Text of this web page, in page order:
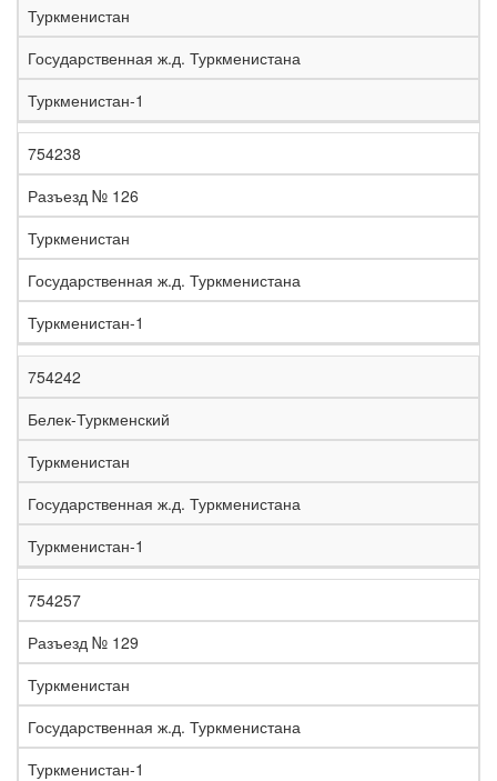
Туркменистан
Государственная ж.д. Туркменистана
Туркменистан-1
754238
Разъезд № 126
Туркменистан
Государственная ж.д. Туркменистана
Туркменистан-1
754242
Белек-Туркменский
Туркменистан
Государственная ж.д. Туркменистана
Туркменистан-1
754257
Разъезд № 129
Туркменистан
Государственная ж.д. Туркменистана
Туркменистан-1